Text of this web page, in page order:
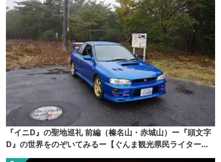
『イニD』の聖地巡礼 前編（榛名山・赤城山）ー『頭文字
D』の世界をのぞいてみるー【ぐんま観光県民ライター
（ぐん記者）】